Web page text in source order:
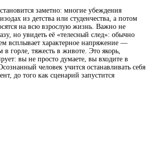
заметно: многие убеждения
из детства или студенчества, а потом
на всю взрослую жизнь. Важно не
но увидеть её «телесный след»: обычно
всплывает характерное напряжение —
в горле, тяжесть в животе. Это якорь,
вы не просто думаете, вы входите в
человек учится останавливать себя
до того как сценарий запустится